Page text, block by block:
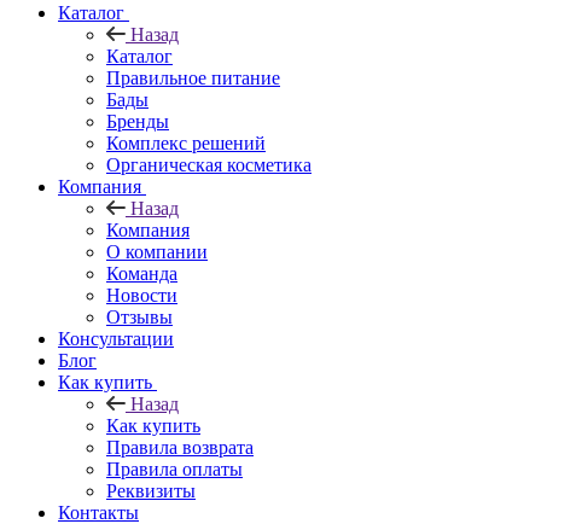
Каталог
Назад
Каталог
Правильное питание
Бады
Бренды
Комплекс решений
Органическая косметика
Компания
Назад
Компания
О компании
Команда
Новости
Отзывы
Консультации
Блог
Как купить
Назад
Как купить
Правила возврата
Правила оплаты
Реквизиты
Контакты